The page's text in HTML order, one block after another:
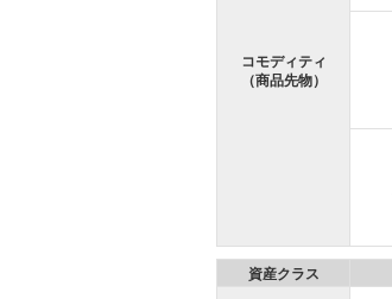
コモディティ
（商品先物）
資産クラス